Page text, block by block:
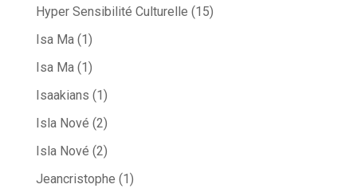
Hyper Sensibilité Culturelle (15)
Isa Ma(1)
Isa Ma(1)
Isaakians (1)
Isla Nové (2)
Isla Nové (2)
Jeancristophe (1)